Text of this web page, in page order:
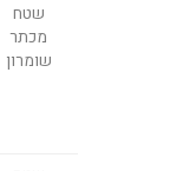
שטח
מכתר
שומרון